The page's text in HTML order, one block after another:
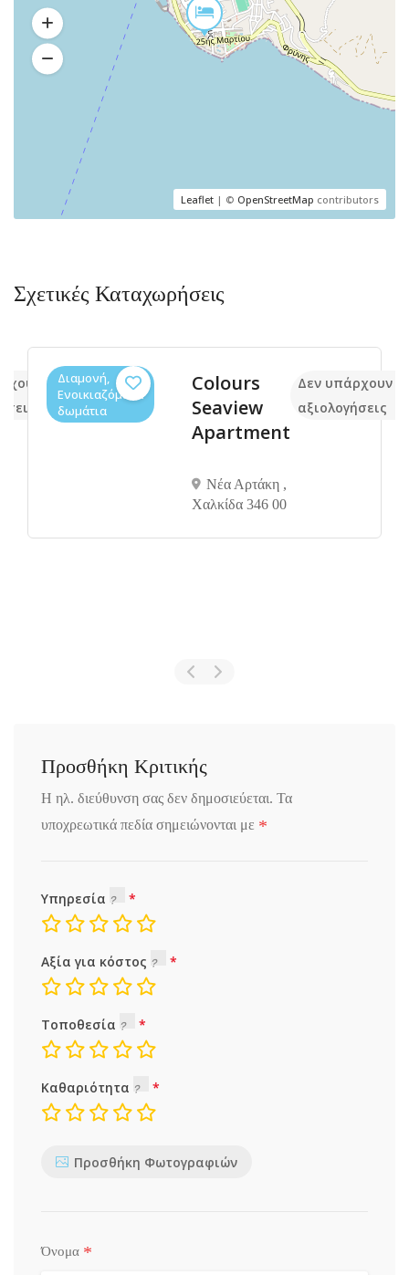
Leaflet | © OpenStreetMap contributors
Σχετικές Καταχωρήσεις
ακόμα
Διαμονή,
Ενοικιαζόμενα
δωμάτια
Colours
Seaview
Apartment
Νέα Αρτάκη ,
Χαλκίδα 346 00
Δεν υπάρχουν
αξιολογήσεις
Προσθήκη Κριτικής
Η ηλ. διεύθυνση σας δεν δημοσιεύεται. Τα
υποχρεωτικά πεδία σημειώνονται με *
Υπηρεσία
Αξία για κόστος
Τοποθεσία
Καθαριότητα
Προσθήκη Φωτογραφιών
Όνομα *